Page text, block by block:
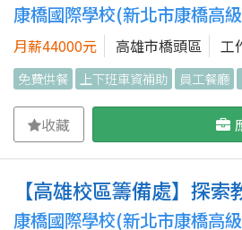
康橋國際學校(新北市康橋高
月薪44000元 高雄市橋頭區 工
免費供餐 上下班車資補助 員工餐廳
收藏
【高雄校區籌備處】探索
康橋國際學校(新北市康橋高